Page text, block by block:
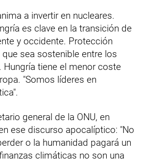
a invertir en nucleares.
es clave en la transición de
y occidente. Protección
sea sostenible entre los
Hungría tiene el menor coste
"Somos líderes en
general de la ONU, en
ese discurso apocalíptico: "No
o la humanidad pagará un
climáticas no son una